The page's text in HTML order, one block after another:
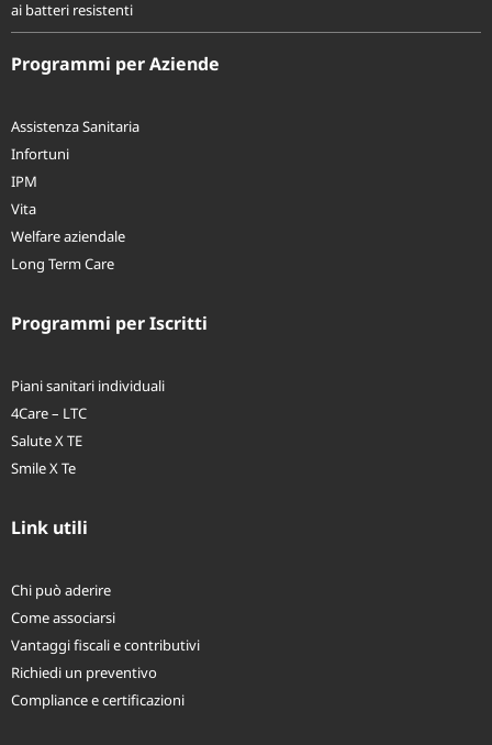
Antibiotici del futuro: una scoperta apre nuove prospettive nella lotta
ai batteri resistenti
Assistenza Sanitaria
Infortuni
IPM
Vita
Welfare aziendale
Piani sanitari individuali
4Care – LTC
Salute X TE
Chi può aderire
Come associarsi
Vantaggi fiscali e contributivi
Richiedi un preventivo